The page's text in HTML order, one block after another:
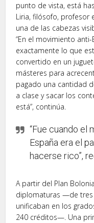
punto de vista, está
Liria, filósofo, profesor
una de las cabezas
“En el movimiento
exactamente lo que
convertido en un
másteres para
pagado una cantidad
a clase y sacar los
está”, continúa.
“Fue cuando el
España era el
hacerse rico”,
A partir del Plan
diplomaturas —de
unificaban en los
240 créditos—. Una